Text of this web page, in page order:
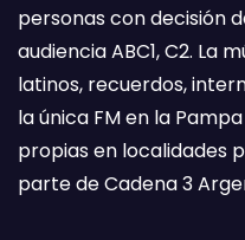
personas con decisión
audiencia ABC1, C2. La
latinos, recuerdos,
la única FM en la
propias en localidades
parte de Cadena 3